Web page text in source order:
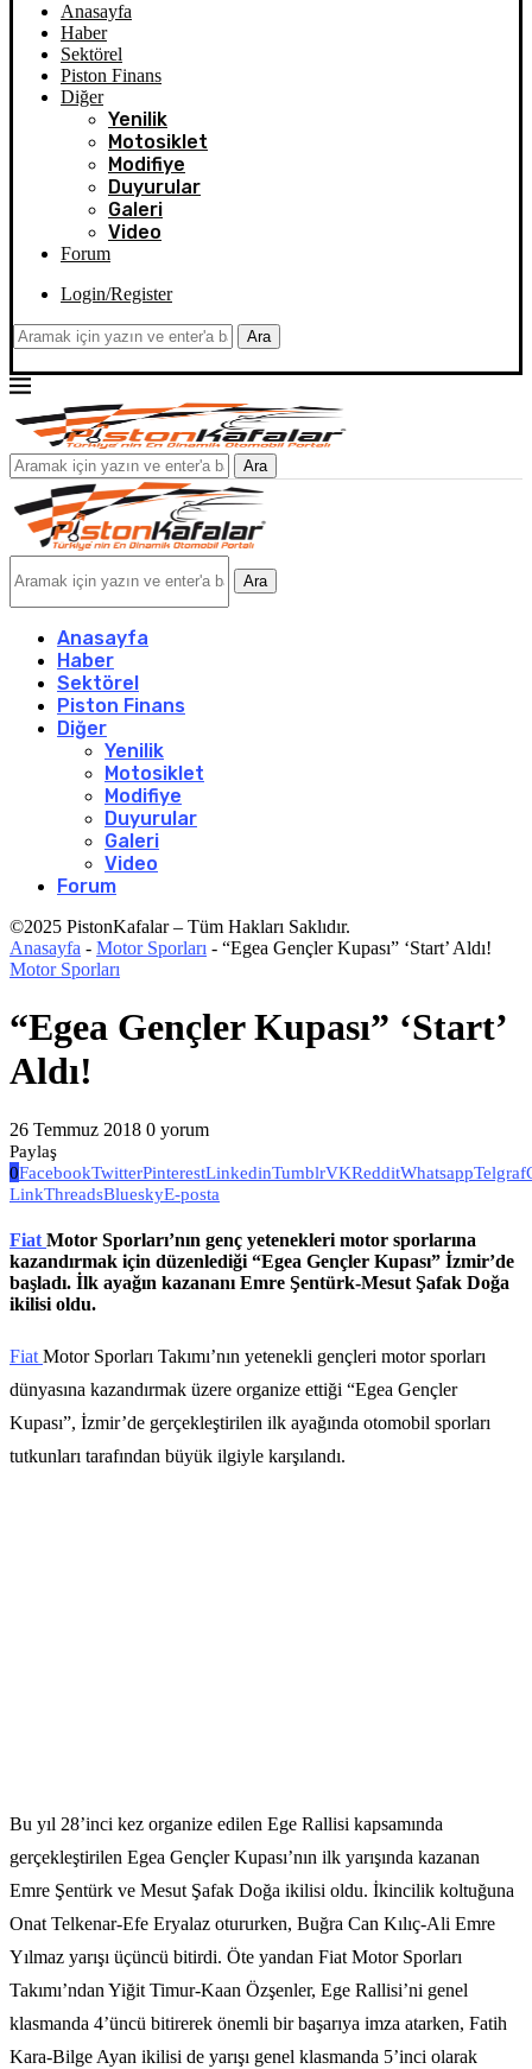
Anasayfa
Haber
Sektörel
Piston Finans
Diğer
Yenilik
Motosiklet
Modifiye
Duyurular
Galeri
Video
Forum
Login/Register
Ara
Ara
Ara
Anasayfa
Haber
Sektörel
Piston Finans
Diğer
Yenilik
Motosiklet
Modifiye
Duyurular
Galeri
Video
Forum
©2025 PistonKafalar – Tüm Hakları Saklıdır.
Anasayfa - Motor Sporları - “Egea Gençler Kupası” ‘Start’ Aldı!
Motor Sporları
“Egea Gençler Kupası” ‘Start’
Aldı!
26 Temmuz 2018 0 yorum
Paylaş
0FacebookTwitterPinterestLinkedinTumblrVKRedditWhatsappTelgraf
LinkThreadsBlueskyE-posta
Fiat Motor Sporları’nın genç yetenekleri motor sporlarına
kazandırmak için düzenlediği “Egea Gençler Kupası” İzmir’de
başladı. İlk ayağın kazananı Emre Şentürk-Mesut Şafak Doğa
ikilisi oldu.
FiatMotor Sporları Takımı’nın yetenekli gençleri motor sporları
dünyasına kazandırmak üzere organize ettiği “Egea Gençler
Kupası”, İzmir’de gerçekleştirilen ilk ayağında otomobil sporları
tutkunları tarafından büyük ilgiyle karşılandı.
Bu yıl 28’inci kez organize edilen Ege Rallisi kapsamında
gerçekleştirilen Egea Gençler Kupası’nın ilk yarışında kazanan
Emre Şentürk ve Mesut Şafak Doğa ikilisi oldu. İkincilik koltuğuna
Onat Telkenar-Efe Eryalaz otururken, Buğra Can Kılıç-Ali Emre
Yılmaz yarışı üçüncü bitirdi. Öte yandan Fiat Motor Sporları
Takımı’ndan Yiğit Timur-Kaan Özşenler, Ege Rallisi’ni genel
klasmanda 4’üncü bitirerek önemli bir başarıya imza atarken, Fatih
Kara-Bilge Ayan ikilisi de yarışı genel klasmanda 5’inci olarak